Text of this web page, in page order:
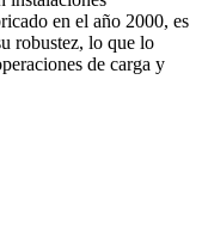
en el año 2000, es
robustez, lo que lo
de carga y